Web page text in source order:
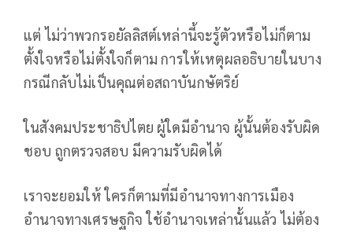
แต่ ไม่ว่าพวกรอยัลลิสต์เหล่านี้จะรู้ตัวหรือไม่ก็ตาม
ตั้งใจหรือไม่ตั้งใจก็ตาม การให้เหตุผลอธิบายในบาง
กรณีกลับไม่เป็นคุณต่อสถาบันกษัตริย์
ในสังคมประชาธิปไตย ผู้ใดมีอำนาจ ผู้นั้นต้องรับผิด
ชอบ ถูกตรวจสอบ มีความรับผิดได้
เราจะยอมให้ ใครก็ตามที่มีอำนาจทางการเมือง
อำนาจทางเศรษฐกิจ ใช้อำนาจเหล่านั้นแล้ว ไม่ต้อง